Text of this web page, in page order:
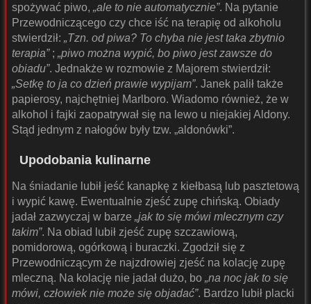
spożywać piwo, „ale to nie automatycznie”. Na pytanie
Przewodniczącego czy chce iść na terapię od alkoholu
stwierdził: „Tzn. od piwa? To chyba nie jest taka zbytnio
terapia”; „piwo można wypić, bo piwo jest zawsze do
obiadu”. Jednakże w rozmowie z Majorem stwierdził:
„Setkę to ja co dzień prawie wypijam”. Janek palił także
papierosy, najchętniej Marlboro. Wiadomo również, że w
alkohol i fajki zaopatrywał się na lewo u niejakiej Aldony.
Stąd jednym z nałogów były tzw. „aldonówki”.
Upodobania kulinarne
Na śniadanie lubił jeść kanapkę z kiełbasą lub pasztetową
i wypić kawę. Ewentualnie zjeść zupę chińską. Obiady
jadał zazwyczaj w barze „jak to się mówi mlecznym czy
takim”. Na obiad lubił zjeść zupę szczawiową,
pomidorową, ogórkową i buraczki. Zgodził się z
Przewodniczącym że najzdrowiej zjeść na kolację zupę
mleczną. Na kolację nie jadał dużo, bo „na noc jak to się
mówi, człowiek nie może się objadać”. Bardzo lubił placki